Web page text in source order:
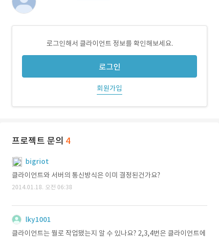
로그인해서 클라이언트 정보를 확인해보세요.
로그인
회원가입
프로젝트 문의 4
bigriot
클라이언트와 서버의 통신방식은 이미 결정된건가요?
2014.01.18. 오전 06:38
lky1001
클라이언트는 뭘로 작업됐는지 알 수 있나요? 2,3,4번은 클라이언트에